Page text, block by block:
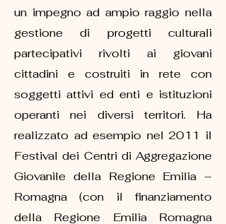
un impegno ad ampio raggio nella
gestione di progetti culturali
partecipativi rivolti ai giovani
cittadini e costruiti in rete con
soggetti attivi ed enti e istituzioni
operanti nei diversi territori. Ha
realizzato ad esempio nel 2011 il
Festival dei Centri di Aggregazione
Giovanile della Regione Emilia –
Romagna (con il finanziamento
della Regione Emilia Romagna